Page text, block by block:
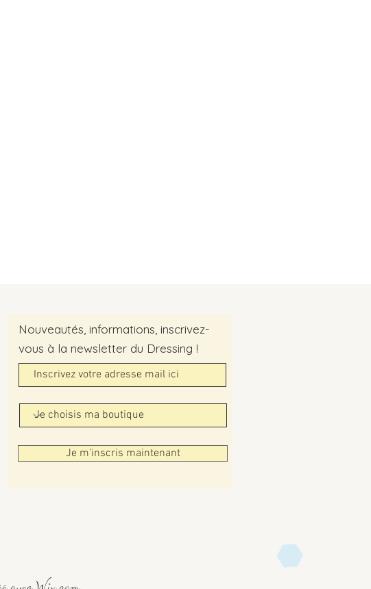
Nouveautés, informations, inscrivez-
vous à la newsletter du Dressing !
Je m'inscris maintenant